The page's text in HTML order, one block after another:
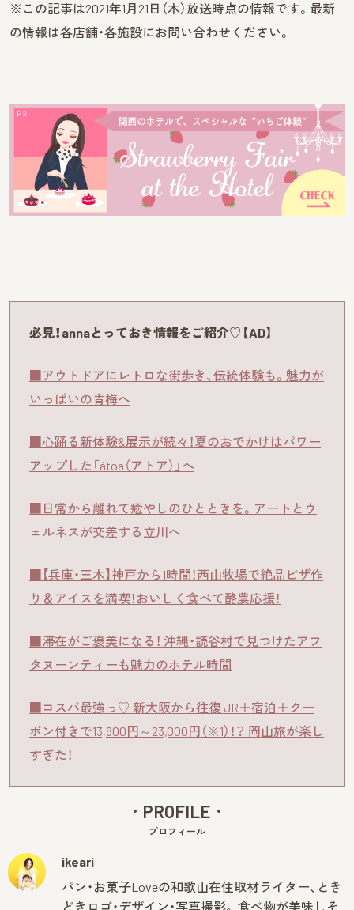
※この記事は2021年1月21日（木）放送時点の情報です。最新
の情報は各店舗・各施設にお問い合わせください。
必見！annaとっておき情報をご紹介♡【AD】
■アウトドアにレトロな街歩き、伝統体験も。魅力が
いっぱいの青梅へ
■心踊る新体験&展示が続々！夏のおでかけはパワー
アップした「átoa（アトア）」へ
■日常から離れて癒やしのひとときを。アートとウ
ェルネスが交差する立川へ
■【兵庫・三木】神戸から1時間！西山牧場で絶品ピザ作
り＆アイスを満喫！おいしく食べて酪農応援！
■滞在がご褒美になる！ 沖縄・読谷村で見つけたアフ
タヌーンティーも魅力のホテル時間
■コスパ最強っ♡ 新大阪から往復 JR＋宿泊＋クー
ポン付きで13,800円～23,000円（※1）！？ 岡山旅が楽し
すぎた！
PROFILE
プロフィール
ikeari
パン・お菓子Loveの和歌山在住取材ライター、とき
どきロゴ・デザイン・写真撮影。 食べ物が美味しそ